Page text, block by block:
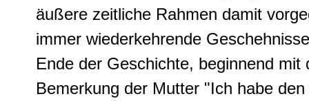
äußere zeitliche Rahmen damit
immer wiederkehrende
Ende der Geschichte, beginnend
Bemerkung der Mutter "Ich habe